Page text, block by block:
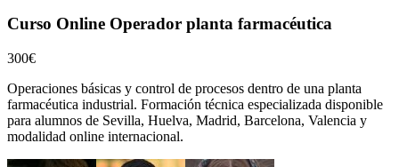
Curso Online Operador planta farmacéutica
300€
Operaciones básicas y control de procesos dentro de una planta
farmacéutica industrial. Formación técnica especializada disponible
para alumnos de Sevilla, Huelva, Madrid, Barcelona, Valencia y
modalidad online internacional.